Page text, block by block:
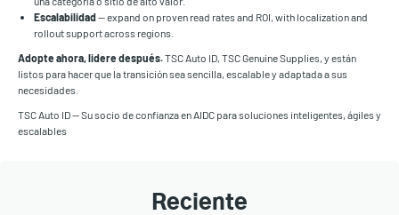
Escalabilidad— expand on proven read rates and ROI, with localization and
rollout support across regions.
Adopte ahora, lidere después.TSC Auto ID, TSC Genuine Supplies, y están
listos para hacer que la transición sea sencilla, escalable y adaptada a sus
necesidades.
TSC Auto ID — Su socio de confianza en AIDC para soluciones inteligentes, ágiles y
escalables
Reciente